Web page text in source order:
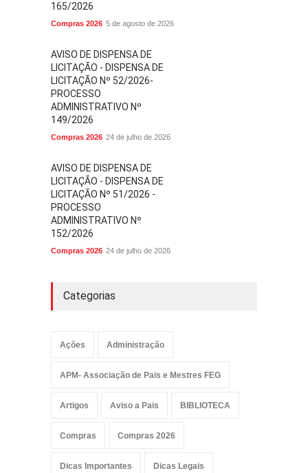
165/2026
Compras 2026 5 de agosto de 2026
AVISO DE DISPENSA DE
LICITAÇÃO - DISPENSA DE
LICITAÇÃO Nº 52/2026-
PROCESSO
ADMINISTRATIVO Nº
149/2026
Compras 2026 24 de julho de 2026
AVISO DE DISPENSA DE
LICITAÇÃO - DISPENSA DE
LICITAÇÃO Nº 51/2026 -
PROCESSO
ADMINISTRATIVO Nº
152/2026
Compras 2026 24 de julho de 2026
Categorias
Ações Administração
APM- Associação de Pais e Mestres FEG
Artigos Aviso a Pais BIBLIOTECA
Compras Compras 2026
Dicas Importantes Dicas Legais